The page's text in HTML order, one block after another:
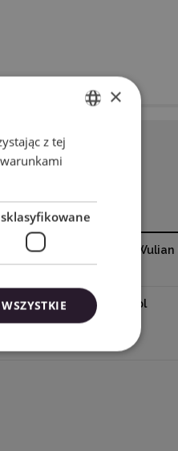
229, Qingshui Road,
/ kontakt@wycinarnia.pl
×
z tej